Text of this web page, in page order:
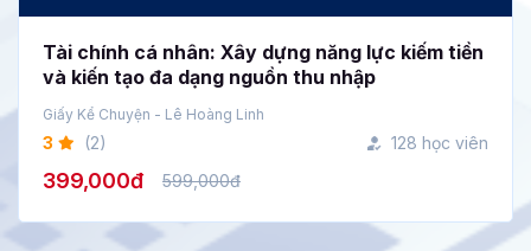
Tài chính cá nhân: Xây dựng năng lực kiếm tiền
và kiến tạo đa dạng nguồn thu nhập
Giấy Kể Chuyện - Lê Hoàng Linh
3 (2) 128 học viên
399,000đ 599,000đ